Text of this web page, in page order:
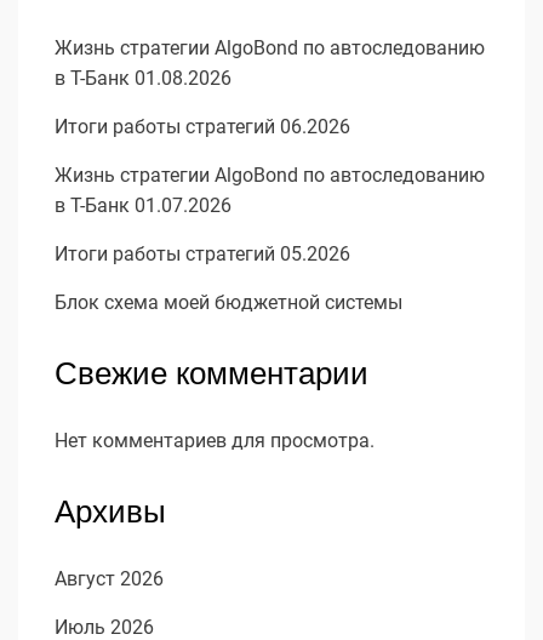
Жизнь стратегии AlgoBond по автоследованию
в Т-Банк 01.08.2026
Итоги работы стратегий 06.2026
Жизнь стратегии AlgoBond по автоследованию
в Т-Банк 01.07.2026
Итоги работы стратегий 05.2026
Блок схема моей бюджетной системы
Свежие комментарии
Нет комментариев для просмотра.
Архивы
Август 2026
Июль 2026